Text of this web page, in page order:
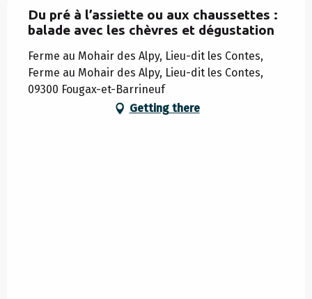
Du pré à l’assiette ou aux chaussettes :
balade avec les chèvres et dégustation
Ferme au Mohair des Alpy, Lieu-dit les Contes,
Ferme au Mohair des Alpy, Lieu-dit les Contes,
09300 Fougax-et-Barrineuf
Getting there